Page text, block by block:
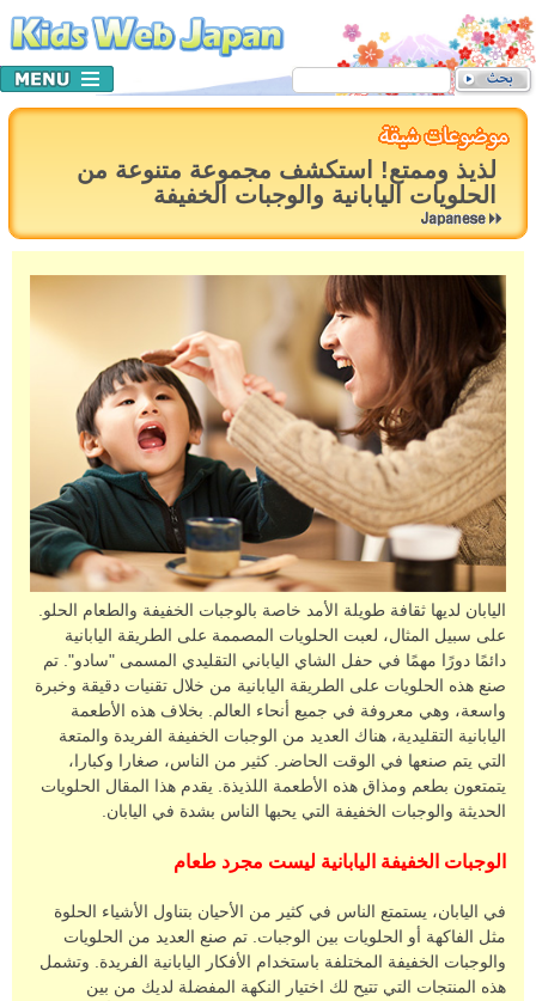
لذيذ وممتع! استكشف مجموعة متنوعة من
الحلويات اليابانية والوجبات الخفيفة
اليابان لديها ثقافة طويلة الأمد خاصة بالوجبات الخفيفة والطعام الحلو.
على سبيل المثال، لعبت الحلويات المصممة على الطريقة اليابانية
دائمًا دورًا مهمًا في حفل الشاي الياباني التقليدي المسمى "سادو". تم
صنع هذه الحلويات على الطريقة اليابانية من خلال تقنيات دقيقة وخبرة
واسعة، وهي معروفة في جميع أنحاء العالم. بخلاف هذه الأطعمة
اليابانية التقليدية، هناك العديد من الوجبات الخفيفة الفريدة والمتعة
التي يتم صنعها في الوقت الحاضر. كثير من الناس، صغارا وكبارا،
يتمتعون بطعم ومذاق هذه الأطعمة اللذيذة. يقدم هذا المقال الحلويات
الحديثة والوجبات الخفيفة التي يحبها الناس بشدة في اليابان.
الوجبات الخفيفة اليابانية ليست مجرد طعام
في اليابان، يستمتع الناس في كثير من الأحيان بتناول الأشياء الحلوة
مثل الفاكهة أو الحلويات بين الوجبات. تم صنع العديد من الحلويات
والوجبات الخفيفة المختلفة باستخدام الأفكار اليابانية الفريدة. وتشمل
هذه المنتجات التي تتيح لك اختيار النكهة المفضلة لديك من بين